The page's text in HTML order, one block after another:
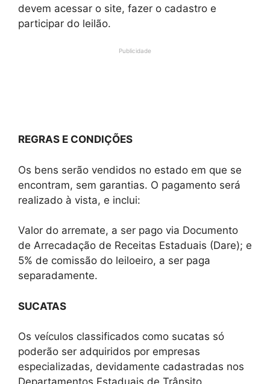
devem acessar o site, fazer o cadastro e
participar do leilão.
Publicidade
REGRAS E CONDIÇÕES
Os bens serão vendidos no estado em que se
encontram, sem garantias. O pagamento será
realizado à vista, e inclui:
Valor do arremate, a ser pago via Documento
de Arrecadação de Receitas Estaduais (Dare); e
5% de comissão do leiloeiro, a ser paga
separadamente.
SUCATAS
Os veículos classificados como sucatas só
poderão ser adquiridos por empresas
especializadas, devidamente cadastradas nos